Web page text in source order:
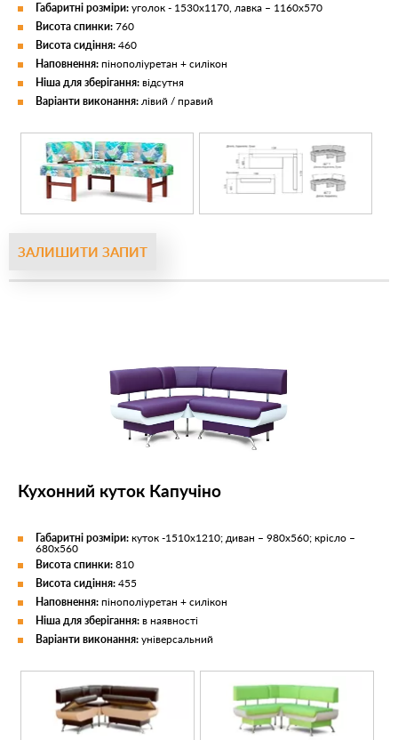
ЗАЛИШИТИ ЗАПИТ
Габаритні розміри: уголок - 1530х1170, лавка – 1160х570
Висота спинки: 760
Висота сидіння: 460
Наповнення: пінополіуретан + силікон
Ніша для зберігання: відсутня
Варіанти виконання: лівий / правий
Кухонний куток Капучіно
Габаритні розміри: куток -1510х1210; диван – 980х560; крісло –
680х560
Висота спинки: 810
Висота сидіння: 455
Наповнення: пінополіуретан + силікон
Ніша для зберігання: в наявності
Варіанти виконання: універсальний